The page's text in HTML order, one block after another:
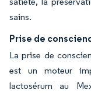
sains.
Prise de
La prise de
est un moteur
lactosérum au